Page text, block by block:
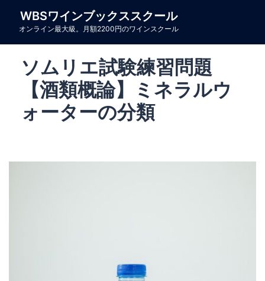
WBSワインブックススクール
オンライン最大級。月額2200円のワインスクール
ソムリエ試験練習問題
【酒類概論】ミネラルウ
ォーターの分類